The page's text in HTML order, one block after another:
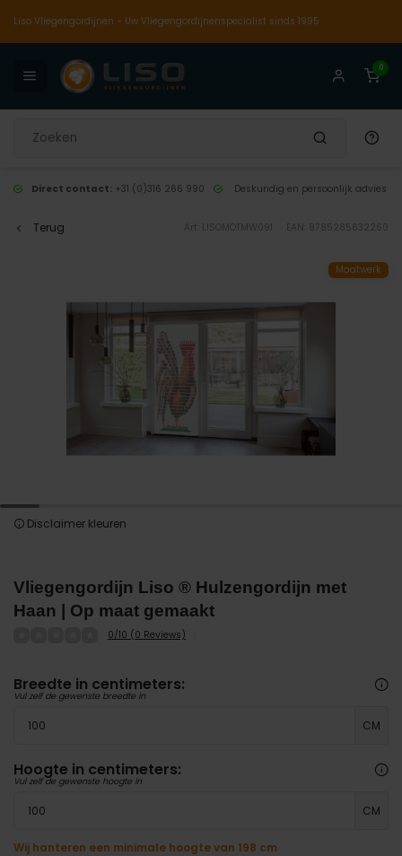
Liso Vliegengordijnen - Uw Vliegengordijnenspecialist sinds 1995
0
Direct contact: +31 (0)316 266 990 Deskundig en persoonlijk advies
Terug Art: LISOMOTMW091 EAN: 8785285632260
Maatwerk
Disclaimer kleuren
Vliegengordijn Liso ® Hulzengordijn met
Haan | Op maat gemaakt
0/10 (0 Reviews)
Breedte in centimeters:
Vul zelf de gewenste breedte in
CM
Hoogte in centimeters:
Vul zelf de gewenste hoogte in
CM
Wij hanteren een minimale hoogte van 198 cm